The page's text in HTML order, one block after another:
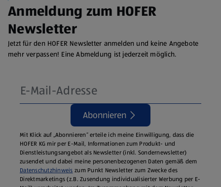
Anmeldung zum HOFER
Newsletter
Jetzt für den HOFER Newsletter anmelden und keine Angebote
mehr verpassen! Eine Abmeldung ist jederzeit möglich.
Abonnieren
Mit Klick auf „Abonnieren“ erteile ich meine Einwilligung, dass die
HOFER KG mir per E-Mail, Informationen zum Produkt- und
Dienstleistungsangebot als Newsletter (inkl. Sondernewsletter)
zusendet und dabei meine personenbezogenen Daten gemäß dem
Datenschutzhinweis zum Punkt Newsletter zum Zwecke des
Direktmarketings (z.B. Zusendung individualisierter Werbung per E-